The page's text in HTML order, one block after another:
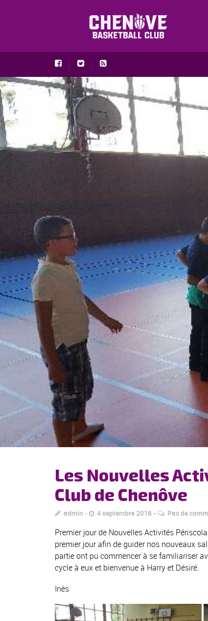
Les Nouvelles
Club de Chenôve
admin 4 septembre 2016 Pas de
Premier jour de Nouvelles Activités
premier jour afin de guider nos nouveaux
partie ont pu commencer à se familiariser
cycle à eux et bienvenue à Harry et Désiré.
Inès